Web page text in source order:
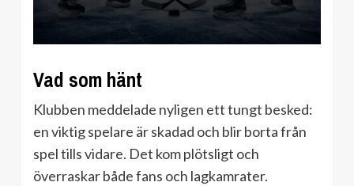
Vad som hänt
Klubben meddelade nyligen ett tungt besked:
en viktig spelare är skadad och blir borta från
spel tills vidare. Det kom plötsligt och
överraskar både fans och lagkamrater.